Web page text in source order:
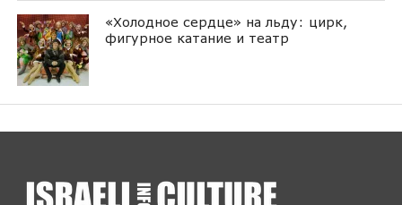
«Холодное сердце» на льду: цирк,
фигурное катание и театр